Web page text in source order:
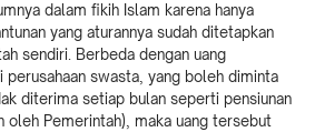
dalam fikih Islam karena hanya
yang aturannya sudah ditetapkan
sendiri. Berbeda dengan uang
perusahaan swasta, yang boleh diminta
diterima setiap bulan seperti pensiunan
oleh Pemerintah), maka uang tersebut